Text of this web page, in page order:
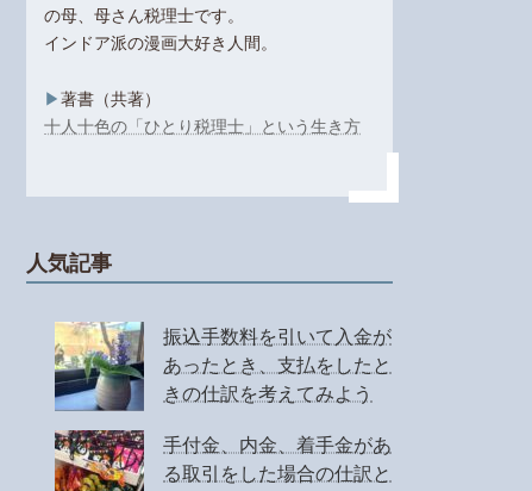
の母、母さん税理士です。
インドア派の漫画大好き人間。
▶︎著書（共著）
十人十色の「ひとり税理士」という生き方
人気記事
振込手数料を引いて入金が
あったとき、支払をしたと
きの仕訳を考えてみよう
手付金、内金、着手金があ
る取引をした場合の仕訳と